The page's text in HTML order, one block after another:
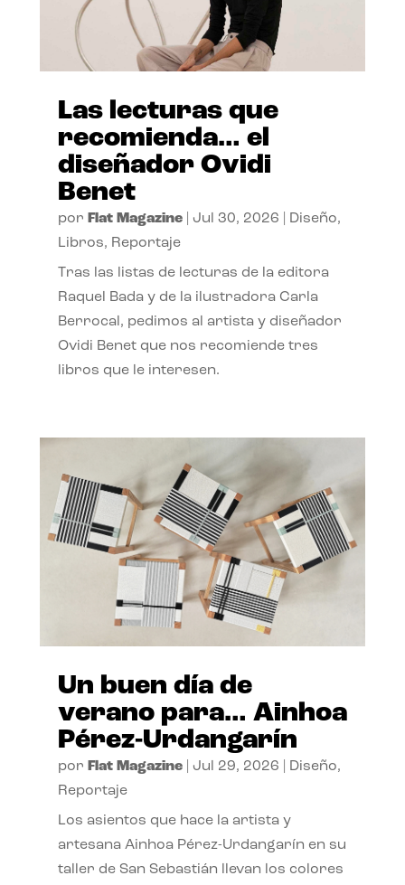
Las lecturas que
recomienda… el
diseñador Ovidi
Benet
por Flat Magazine| Jul 30, 2026 Diseño,
Libros, Reportaje
Tras las listas de lecturas de la editora
Raquel Bada y de la ilustradora Carla
Berrocal, pedimos al artista y diseñador
Ovidi Benet que nos recomiende tres
libros que le interesen.
Un buen día de
verano para… Ainhoa
Pérez-Urdangarín
por Flat Magazine| Jul 29, 2026 Diseño,
Reportaje
Los asientos que hace la artista y
artesana Ainhoa Pérez-Urdangarín en su
taller de San Sebastián llevan los colores